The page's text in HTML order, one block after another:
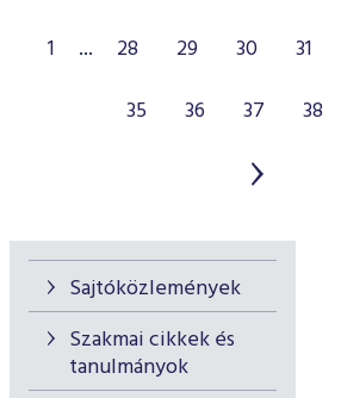
Sajtóközlemények
Szakmai cikkek és
tanulmányok
1 ... 28 29 30 31
35
36 37 38